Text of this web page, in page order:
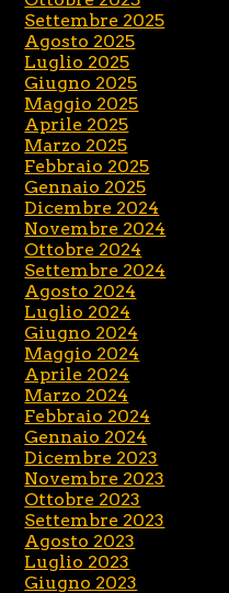
Settembre 2025
Agosto 2025
Luglio 2025
Giugno 2025
Maggio 2025
Aprile 2025
Marzo 2025
Febbraio 2025
Gennaio 2025
Dicembre 2024
Novembre 2024
Ottobre 2024
Settembre 2024
Agosto 2024
Luglio 2024
Giugno 2024
Maggio 2024
Aprile 2024
Marzo 2024
Febbraio 2024
Gennaio 2024
Dicembre 2023
Novembre 2023
Ottobre 2023
Settembre 2023
Agosto 2023
Luglio 2023
Giugno 2023